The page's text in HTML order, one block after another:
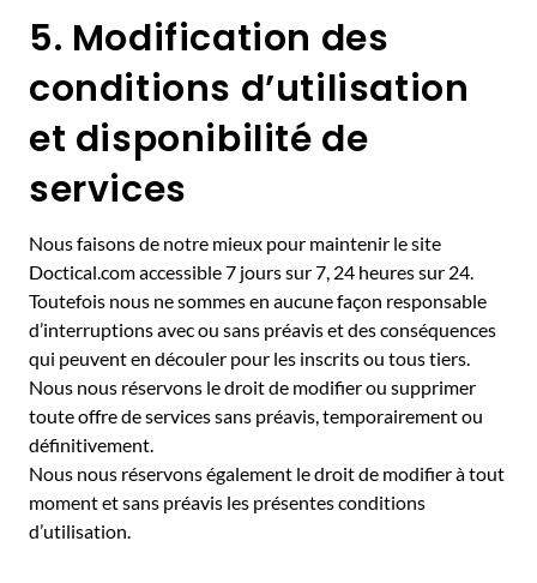
5. Modification des
conditions d’utilisation
et disponibilité de
services
Nous faisons de notre mieux pour maintenir le site
Doctical.com accessible 7 jours sur 7, 24 heures sur 24.
Toutefois nous ne sommes en aucune façon responsable
d’interruptions avec ou sans préavis et des conséquences
qui peuvent en découler pour les inscrits ou tous tiers.
Nous nous réservons le droit de modifier ou supprimer
toute offre de services sans préavis, temporairement ou
définitivement.
Nous nous réservons également le droit de modifier à tout
moment et sans préavis les présentes conditions
d’utilisation.